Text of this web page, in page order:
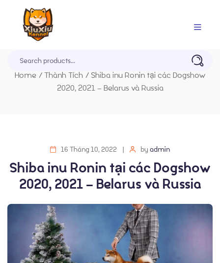
Trang Chủ
Về chúng tôi
Home / Thành Tích / Shiba inu Ronin tại các Dogshow
2020, 2021 – Belarus và Russia
16 Tháng 10, 2022 by admin
Shiba inu Ronin tại các Dogshow
2020, 2021 – Belarus và Russia